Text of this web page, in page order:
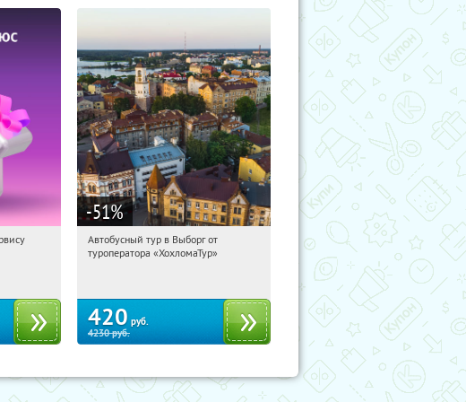
-51%
08:39:31 Купили:
Автобусный тур в Выборг от
туроператора «ХохломаТур»
420 руб.
4230руб.